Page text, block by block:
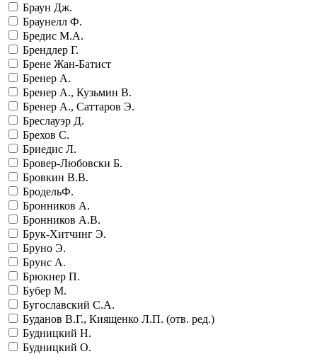
Браун Дж.
Браунелл Ф.
Бредис М.А.
Брендлер Г.
Брене Жан-Батист
Бренер А.
Бренер А., Кузьмин В.
Бренер А., Саттаров Э.
Бреслауэр Д.
Брехов С.
Бриедис Л.
Бровер-Любовски Б.
Бровкин В.В.
БродельФ.
Бронников А.
Бронников А.В.
Брук-Хитчинг Э.
Бруно Э.
Брунс А.
Брюкнер П.
Бубер М.
Бугославский С.А.
Буданов В.Г., Киященко Л.П. (отв. ред.)
Будницкий Н.
Будницкий О.